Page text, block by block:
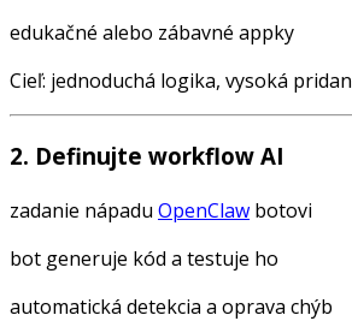
edukačné alebo zábavné appky
Cieľ: jednoduchá logika, vysoká
2. Definujte workflow AI
zadanie nápadu OpenClaw botovi
bot generuje kód a testuje ho
automatická detekcia a oprava chýb